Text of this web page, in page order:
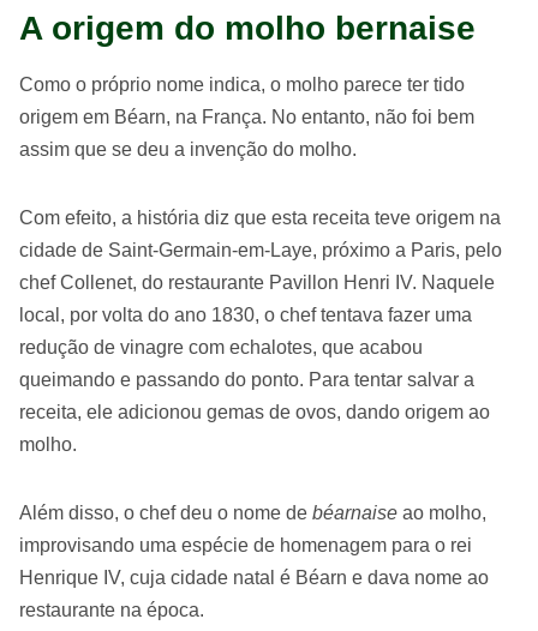
A origem do molho bernaise
Como o próprio nome indica, o molho parece ter tido
origem em Béarn, na França. No entanto, não foi bem
assim que se deu a invenção do molho.
Com efeito, a história diz que esta receita teve origem na
cidade de Saint-Germain-em-Laye, próximo a Paris, pelo
chef Collenet, do restaurante Pavillon Henri IV. Naquele
local, por volta do ano 1830, o chef tentava fazer uma
redução de vinagre com echalotes, que acabou
queimando e passando do ponto. Para tentar salvar a
receita, ele adicionou gemas de ovos, dando origem ao
molho.
Além disso, o chef deu o nome de béarnaise ao molho,
improvisando uma espécie de homenagem para o rei
Henrique IV, cuja cidade natal é Béarn e dava nome ao
restaurante na época.